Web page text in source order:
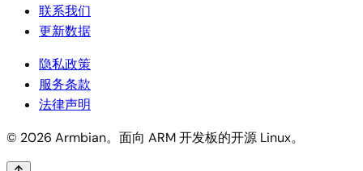
联系我们
更新数据
隐私政策
服务条款
法律声明
© 2026 Armbian。面向 ARM 开发板的开源 Linux。